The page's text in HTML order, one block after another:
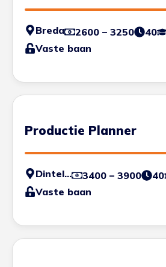
Breda 2600 – 3250 40
Vaste baan
Productie Planner
Dinteloord 3400 – 3900 40
Vaste baan